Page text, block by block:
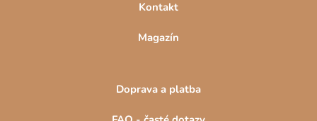
Kontakt
Magazín
Doprava a platba